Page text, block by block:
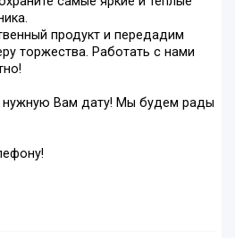
продукт и передадим
торжества. Работать с нами
нужную Вам дату! Мы будем рады